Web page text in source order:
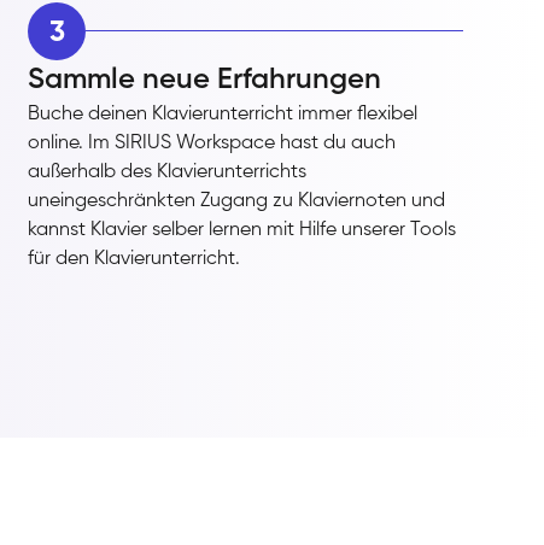
3
Sammle neue Erfahrungen
Buche deinen Klavierunterricht immer flexibel
online. Im SIRIUS Workspace hast du auch
außerhalb des Klavierunterrichts
uneingeschränkten Zugang zu Klaviernoten und
kannst Klavier selber lernen mit Hilfe unserer Tools
für den Klavierunterricht.